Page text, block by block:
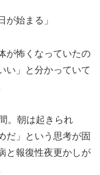
が始まる」
が怖くなっていたの
い」と分かっていて
。朝は起きられ
だ」という思考が固
と報復性夜更かしが